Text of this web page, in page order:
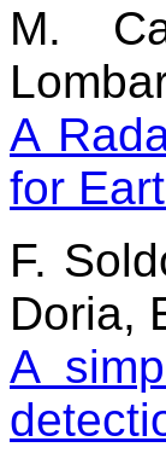
M.
A
for
F.
Doria,
A